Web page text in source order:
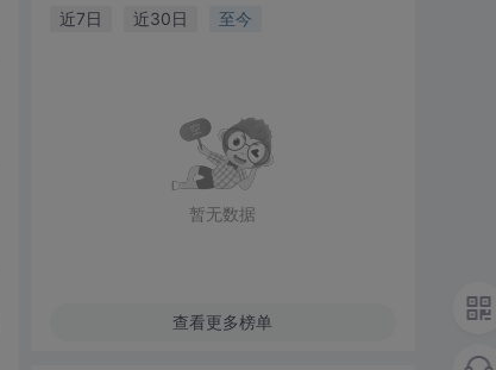
近7日 近30日 至今
暂无数据
查看更多榜单